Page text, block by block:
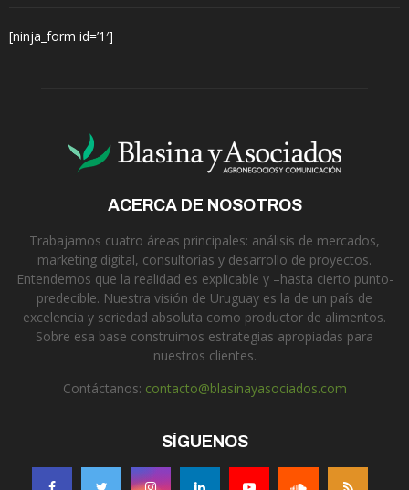
[ninja_form id=’1′]
ACERCA DE NOSOTROS
Trabajamos cuatro áreas principales: análisis de mercados,
marketing digital, consultorías y desarrollo de proyectos.
Entendemos que la realidad es explicable y –hasta cierto punto-
predecible. Nuestra visión de Uruguay es la de un país de
excelencia y seriedad absoluta como productor de alimentos.
Sobre esa base construimos estrategias apropiadas para
nuestros clientes.
Contáctanos: contacto@blasinayasociados.com
SÍGUENOS